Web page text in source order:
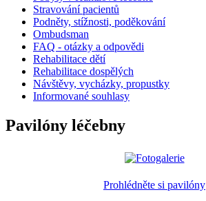
Stravování pacientů
Podněty, stížnosti, poděkování
Ombudsman
FAQ - otázky a odpovědi
Rehabilitace dětí
Rehabilitace dospělých
Návštěvy, vycházky, propustky
Informované souhlasy
Pavilóny léčebny
Prohlédněte si pavilóny